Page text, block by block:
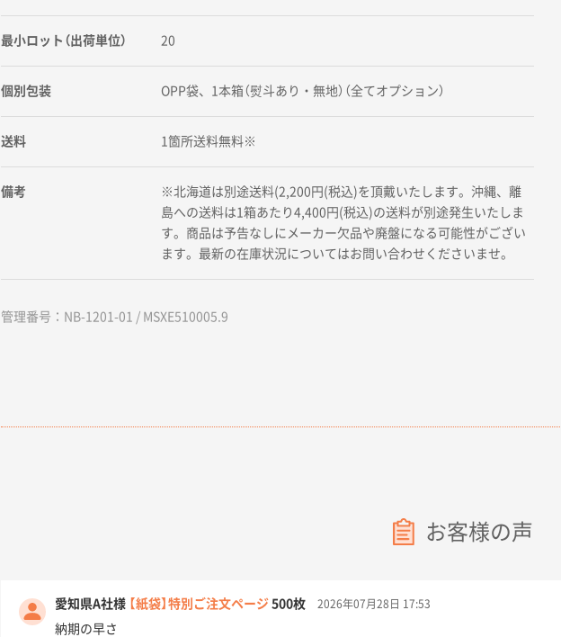
最小ロット（出荷単位） 20
個別包装 OPP袋、1本箱（熨斗あり・無地）（全てオプション）
送料 1箇所送料無料※
備考
※北海道は別途送料(2,200円(税込)を頂戴いたします。沖縄、離
島への送料は1箱あたり4,400円(税込)の送料が別途発生いたしま
す。商品は予告なしにメーカー欠品や廃盤になる可能性がござい
ます。最新の在庫状況についてはお問い合わせくださいませ。
管理番号：NB-1201-01 / MSXE510005.9
お客様の声
愛知県A社様 【紙袋】特別ご注文ページ 500枚 2026年07月28日 17:53
納期の早さ